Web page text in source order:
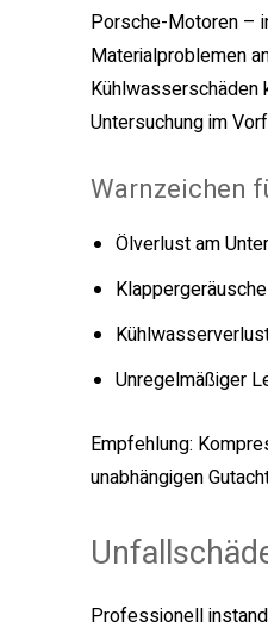
Porsche-Motoren –
Materialproblemen
Kühlwasserschäden
Untersuchung im
Warnzeichen
Ölverlust am
Unregelmäßiger
Empfehlung:
unabhängigen
Professionell